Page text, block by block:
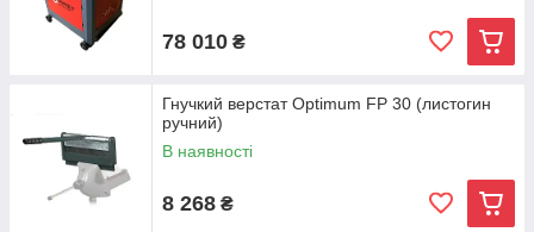
78 010 ₴
Гнучкий верстат Optimum FP 30 (листогин
ручний)
В наявності
8 268 ₴